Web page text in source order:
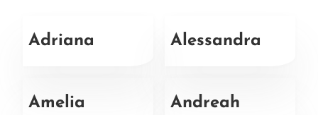
Adriana Alessandra
Amelia Andreah